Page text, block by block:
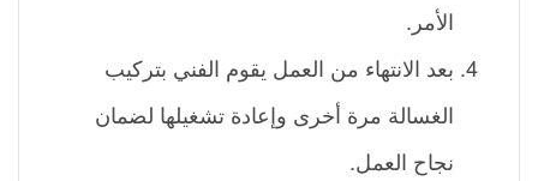
الأمر.
بعد الانتهاء من العمل يقوم الفني بتركيب
الغسالة مرة أخرى وإعادة تشغيلها لضمان
نجاح العمل.